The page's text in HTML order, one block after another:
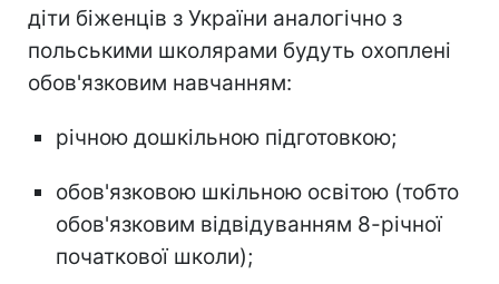
діти біженців з України аналогічно з
польськими школярами будуть охоплені
обов'язковим навчанням:
річною дошкільною підготовкою;
обов'язковою шкільною освітою (тобто
обов'язковим відвідуванням 8-річної
початкової школи);